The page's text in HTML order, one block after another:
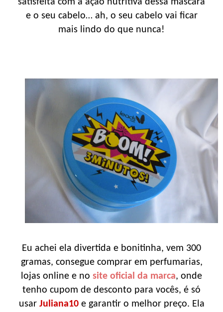
e o seu cabelo… ah, o seu cabelo vai ficar
mais lindo do que nunca!
Eu achei ela divertida e bonitinha, vem 300
gramas, consegue comprar em perfumarias,
lojas online e no site oficial da marca, onde
tenho cupom de desconto para vocês, é só
usar Juliana10e garantir o melhor preço. Ela